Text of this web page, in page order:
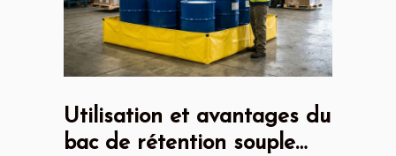
Utilisation et avantages du
bac de rétention souple